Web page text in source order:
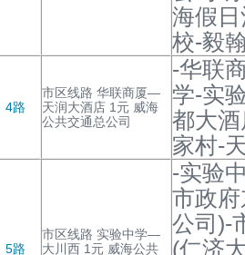
海假
校-毅
4路
市区线路 华联商厦—
天润大酒店 1元 威海
公共交通总公司
-华联
学-实
都大
家村-
5路
市区线路 实验中学—
大川西 1元 威海公共
-实验
市政
公司)-
(仁济